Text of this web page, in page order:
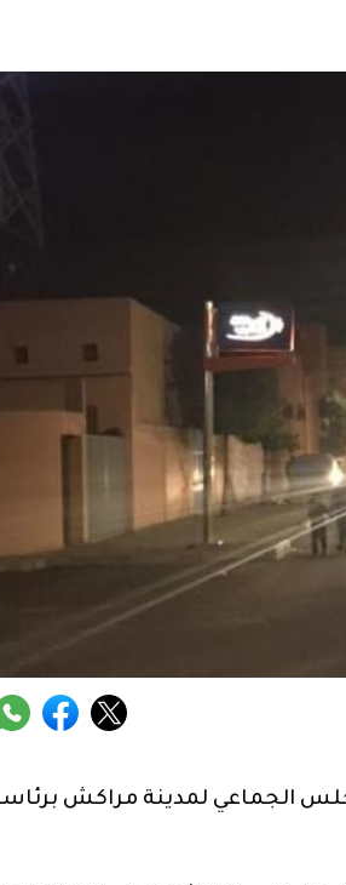
الجماعي لمدينة مراكش